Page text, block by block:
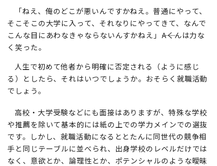
「ねえ、俺のどこが悪いんですかねえ。普通にやって、
そこそこの大学に入って、それなりにやってきて、なんで
こんな目にあわなきゃならないんすかねえ」――Aくんは力な
く笑った。
人生で初めて他者から明確に否定される（ように感じ
る）としたら、それはいつでしょうか。おそらく就職活動
でしょう。
高校・大学受験などにも面接はありますが、特殊な学校
や推薦を除いて基本的には紙の上での学力メインでの選抜
です。しかし、就職活動になるととたんに同世代の競争相
手と同じテーブルに並べられ、出身学校のレベルだけでは
なく、意欲とか、論理性とか、ポテンシャルのような曖昧